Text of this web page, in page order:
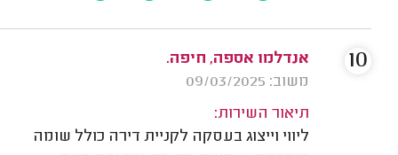
אנדלמו אספה, חיפה.
משוב: 09/03/2025
תיאור השירות:
ליווי וייצוג בעסקה לקניית דירה כולל שומה
10